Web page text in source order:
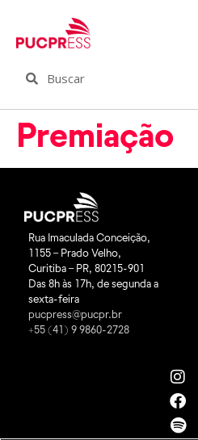
Premiação
Rua Imaculada Conceição,
1155 – Prado Velho,
Curitiba – PR, 80215-901
Das 8h às 17h, de segunda a
sexta-feira
pucpress@pucpr.br
+55 (41) 9 9860-2728